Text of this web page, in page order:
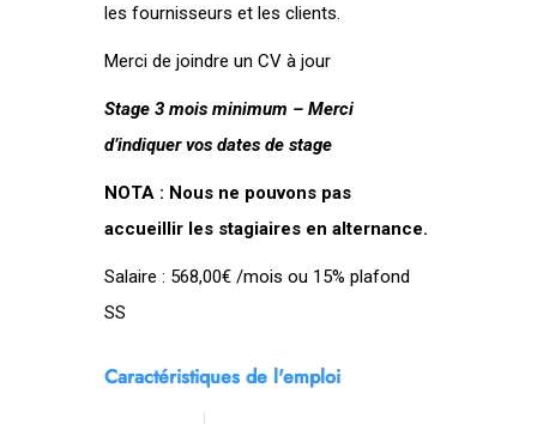
les fournisseurs et les clients.
Merci de joindre un CV à jour
Stage 3 mois minimum – Merci
d’indiquer vos dates de stage
NOTA : Nous ne pouvons pas
accueillir les stagiaires en alternance.
Salaire : 568,00€ /mois ou 15% plafond
SS
Caractéristiques de l'emploi